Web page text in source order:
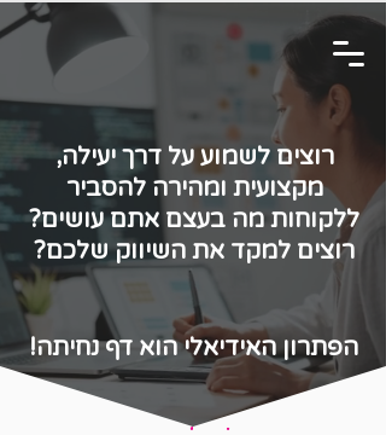
מאיה דניאל
סטודיו למיתוג ועיצוב גרפי
מי צריך דף נחיתה?
רוצים לשמוע על דרך יעילה,
מקצועית ומהירה להסביר
ללקוחות מה בעצם אתם עושים?
רוצים למקד את השיווק שלכם?
​הפתרון האידיאלי הוא דף נחיתה!